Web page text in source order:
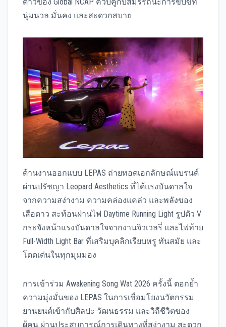
นุ่มนวล มั่นคง และสะดวกสบาย
ด้านงานออกแบบ LEPAS ถ่ายทอดเอกลักษณ์แบรนด์
ผ่านปรัชญา Leopard Aesthetics ที่ได้แรงบันดาลใจ
จากความสง่างาม ความคล่องแคล่ว และพลังของ
เสือดาว สะท้อนผ่านไฟ Daytime Running Light รูปตัว V
กระจังหน้าแรงบันดาลใจจากงานจิวเวลรี่ และไฟท้าย
Full-Width Light Bar ที่เสริมบุคลิกเรียบหรู ทันสมัย และ
โดดเด่นในทุกมุมมอง
การเข้าร่วม Awakening Song Wat 2026 ครั้งนี้ ตอกย้ำ
ความมุ่งมั่นของ LEPAS ในการเชื่อมโยงนวัตกรรม
ยานยนต์เข้ากับศิลปะ วัฒนธรรม และวิถีชีวิตของ
ผู้คน ผ่านประสบการณ์การเดินทางที่สง่างาม สะดวก